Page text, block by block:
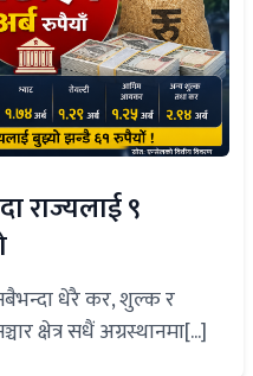
राज्यलाई ९
धेरै कर, शुल्क र
क्षेत्र सधैं अग्रस्थानमा[...]